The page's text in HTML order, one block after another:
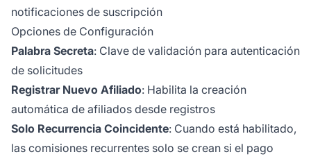
notificaciones de suscripción
Opciones de Configuración
Palabra Secreta: Clave de validación para autenticación
de solicitudes
Registrar Nuevo Afiliado: Habilita la creación
automática de afiliados desde registros
Solo Recurrencia Coincidente: Cuando está habilitado,
las comisiones recurrentes solo se crean si el pago